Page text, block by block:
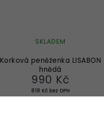
Korková peněženka LISABON
hnědá
SKLADEM
818 Kč bez DPH
990 Kč